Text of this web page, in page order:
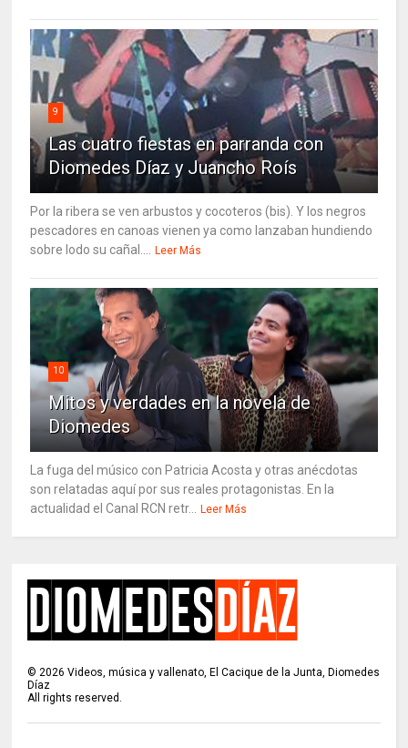
9
Las cuatro fiestas en parranda con
Diomedes Díaz y Juancho Roís
Por la ribera se ven arbustos y cocoteros (bis). Y los negros
pescadores en canoas vienen ya como lanzaban hundiendo
sobre lodo su cañal.... Leer Más
10
Mitos y verdades en la novela de
Diomedes
La fuga del músico con Patricia Acosta y otras anécdotas
son relatadas aquí por sus reales protagonistas. En la
actualidad el Canal RCN retr... Leer Más
©2026 Videos, música y vallenato, El Cacique de la Junta, Diomedes
Díaz
All rights reserved.